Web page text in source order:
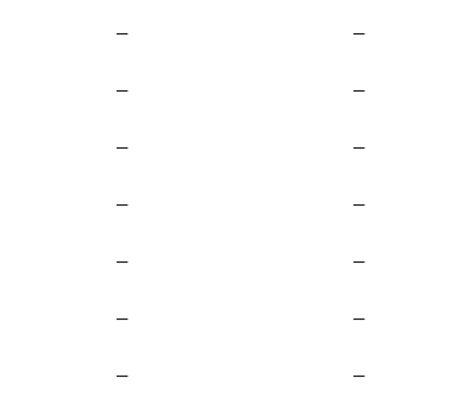
— —
— —
— —
— —
— —
— —
— —